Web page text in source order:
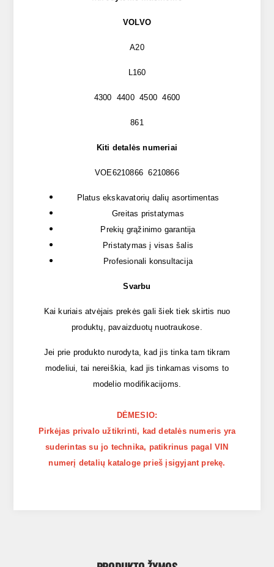
VOLVO
A20
L160
4300 4400 4500 4600
861
Kiti detalės numeriai
VOE6210866 6210866
Platus ekskavatorių dalių asortimentas
Greitas pristatymas
Prekių grąžinimo garantija
Pristatymas į visas šalis
Profesionali konsultacija
Svarbu
Kai kuriais atvėjais prekės gali šiek tiek skirtis nuo
produktų, pavaizduotų nuotraukose.
Jei prie produkto nurodyta, kad jis tinka tam tikram
modeliui, tai nereiškia, kad jis tinkamas visoms to
modelio modifikacijoms.
DĖMESIO:
Pirkėjas privalo užtikrinti, kad detalės numeris yra
suderintas su jo technika, patikrinus pagal VIN
numerį detalių kataloge prieš įsigyjant prekę.